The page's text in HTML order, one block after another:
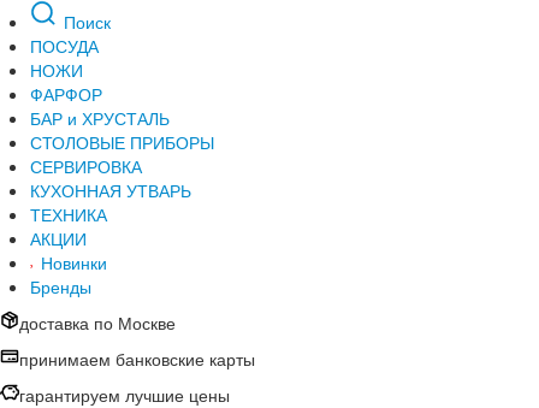
Поиск
ПОСУДА
НОЖИ
ФАРФОР
БАР и ХРУСТАЛЬ
СТОЛОВЫЕ ПРИБОРЫ
СЕРВИРОВКА
КУХОННАЯ УТВАРЬ
ТЕХНИКА
АКЦИИ
Новинки
Бренды
доставка по Москве
принимаем банковские карты
гарантируем лучшие цены